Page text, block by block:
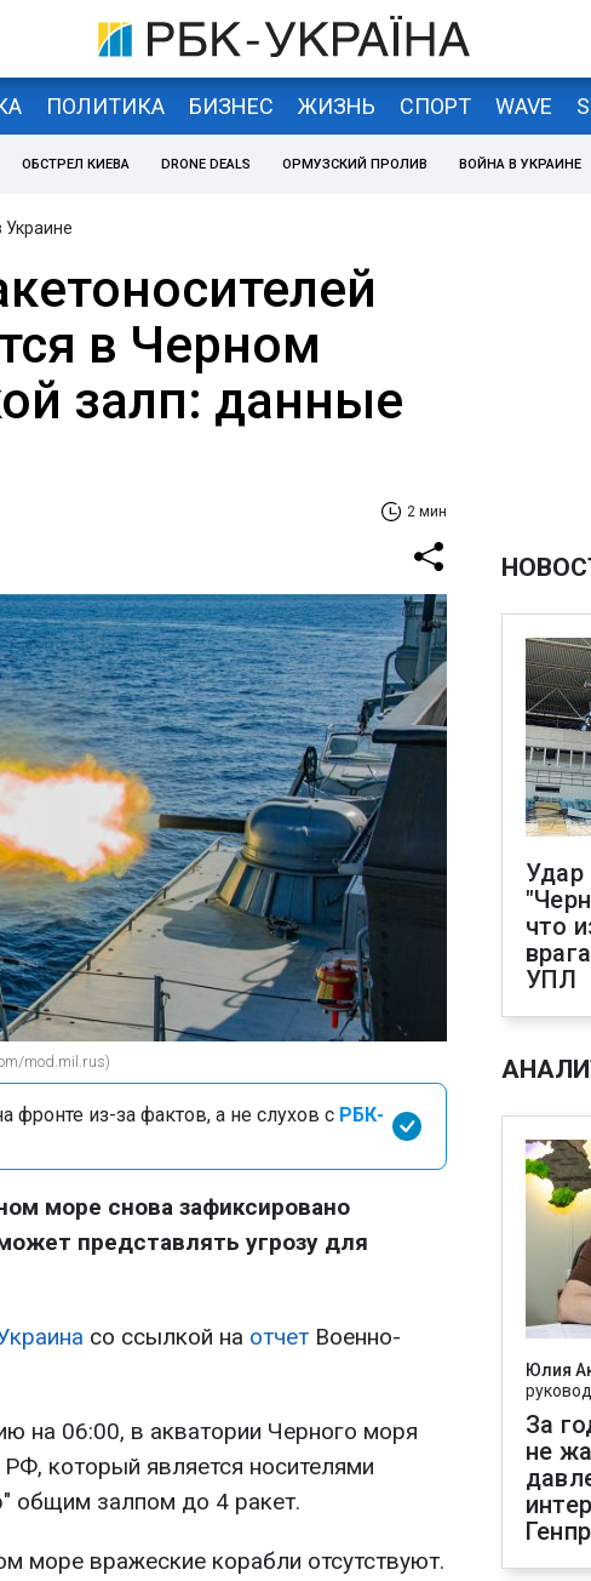
ПОЛИТИКА БИЗНЕС ЖИЗНЬ СПОРТ WAVE
ОБСТРЕЛ КИЕВА DRONE DEALS ОРМУЗСКИЙ ПРОЛИВ ВОЙНА В УКРАИНЕ
Украине
в Черном
залп: данные
2 мин
mod.mil.rus)
фронте из-за фактов, а не слухов с РБК-
море снова зафиксировано
представлять угрозу для
со ссылкой на отчет Военно-
на 06:00, в акватории Черного моря
который является носителями
общим залпом до 4 ракет.
море вражеские корабли отсутствуют.
Удар
что
УПЛ
Юлия
За
не